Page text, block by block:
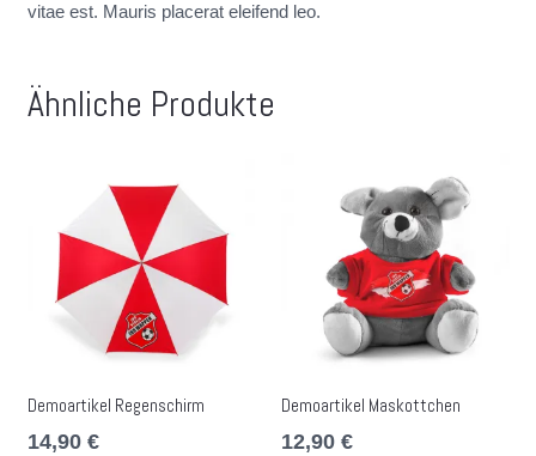
vitae est. Mauris placerat eleifend leo.
Ähnliche Produkte
Demoartikel Regenschirm
14,90 €
Demoartikel Maskottchen
12,90€